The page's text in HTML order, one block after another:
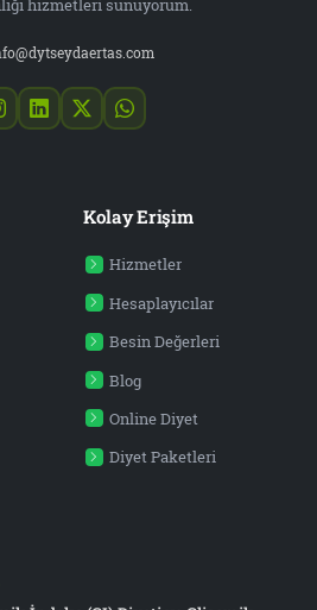
hizmetleri sunuyorum.
Kolay Erişim
Hizmetler
Hesaplayıcılar
Besin Değerleri
Blog
Online Diyet
Diyet Paketleri